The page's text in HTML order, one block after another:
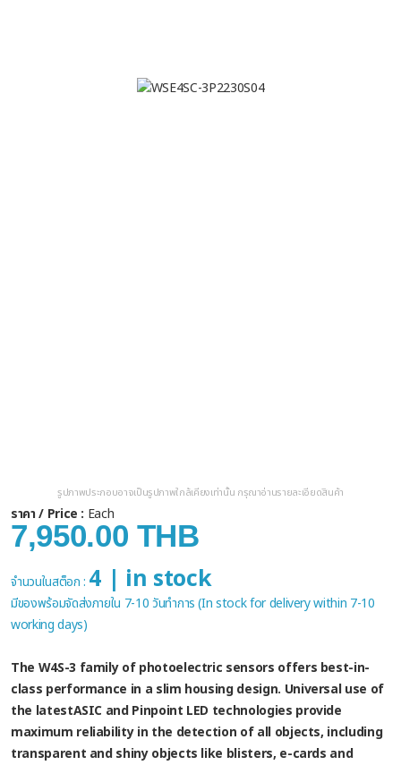
รูปภาพประกอบอาจเป็นรูปภาพใกล้เคียงเท่านั้น กรุณาอ่านรายละเอียดสินค้า
ราคา / Price : Each
7,950.00 THB
จำนวนในสต็อก : 4 | in stock
มีของพร้อมจัดส่งภายใน 7-10 วันทำการ (In stock for delivery within 7-10
working days)
The W4S-3 family of photoelectric sensors offers best-in-
class performance in a slim housing design. Universal use of
the latestASIC and Pinpoint LED technologies provide
maximum reliability in the detection of all objects, including
transparent and shiny objects like blisters, e-cards and